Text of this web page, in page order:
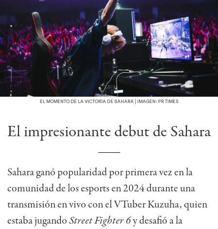
EL MOMENTO DE LA VICTORIA DE SAHARA | IMAGEN: PR TIMES
El impresionante debut de Sahara
Sahara ganó popularidad por primera vez en la
comunidad de los esports en 2024 durante una
transmisión en vivo con el VTuber Kuzuha, quien
estaba jugandoStreet Fighter 6y desafió a la